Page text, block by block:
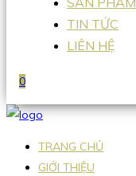
TIN TỨC
LIÊN HỆ
0
TRANG CHỦ
GIỚI THIỆU